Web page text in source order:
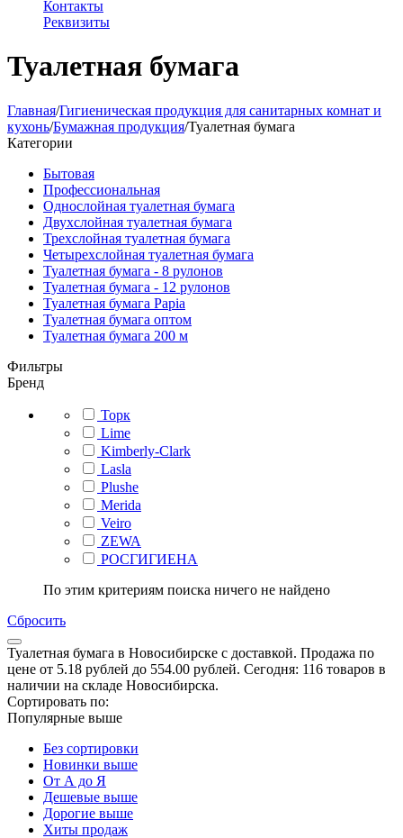
Контакты
Реквизиты
Туалетная бумага
Главная/Гигиеническая продукция для санитарных комнат и
кухонь/Бумажная продукция/Туалетная бумага
Категории
Бытовая
Профессиональная
Однослойная туалетная бумага
Двухслойная туалетная бумага
Трехслойная туалетная бумага
Четырехслойная туалетная бумага
Туалетная бумага - 8 рулонов
Туалетная бумага - 12 рулонов
Туалетная бумага Papia
Туалетная бумага оптом
Туалетная бумага 200 м
Фильтры
Бренд
Торк
Lime
Kimberly-Clark
Lasla
Plushe
Merida
Veiro
ZEWA
РОСГИГИЕНА
По этим критериям поиска ничего не найдено
Сбросить
Туалетная бумага в Новосибирске с доставкой. Продажа по
цене от 5.18 рублей до 554.00 рублей. Сегодня: 116 товаров в
наличии на складе Новосибирска.
Сортировать по:
Популярные выше
Без сортировки
Новинки выше
От А до Я
Дешевые выше
Дорогие выше
Хиты продаж